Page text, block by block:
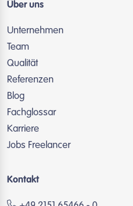
Über uns
Unternehmen
Team
Qualität
Referenzen
Blog
Fachglossar
Karriere
Jobs Freelancer
Kontakt